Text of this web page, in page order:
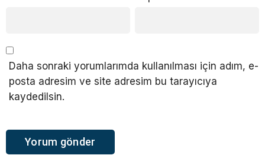
Daha sonraki yorumlarımda kullanılması için adım, e-
posta adresim ve site adresim bu tarayıcıya
kaydedilsin.